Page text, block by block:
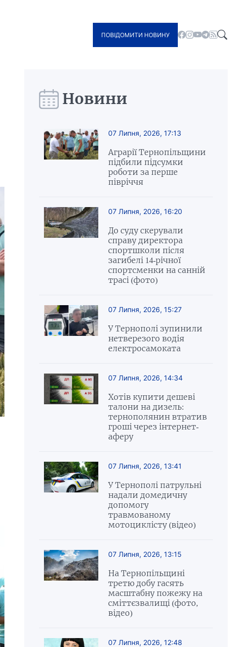
ПОВІДОМИТИ НОВИНУ
Новини
07 Липня, 2026, 17:13
Аграрії Тернопільщини
підбили підсумки
роботи за перше
півріччя
07 Липня, 2026, 16:20
До суду скерували
справу директора
спортшколи після
загибелі 14-річної
спортсменки на санній
трасі (фото)
07 Липня, 2026, 15:27
У Тернополі зупинили
нетверезого водія
електросамоката
07 Липня, 2026, 14:34
Хотів купити дешеві
талони на дизель:
тернополянин втратив
гроші через інтернет-
аферу
07 Липня, 2026, 13:41
У Тернополі патрульні
надали домедичну
допомогу
травмованому
мотоциклісту (відео)
07 Липня, 2026, 13:15
На Тернопільщині
третю добу гасять
масштабну пожежу на
сміттєзвалищі (фото,
відео)
07 Липня, 2026, 12:48